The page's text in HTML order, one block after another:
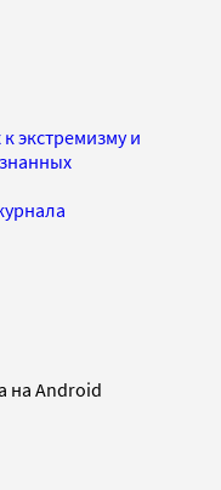
экстремизму и
на Android